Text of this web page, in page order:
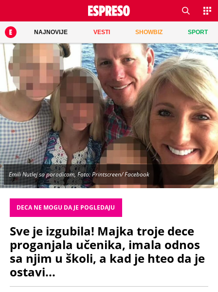
NAJNOVIJE VESTI SHOWBIZ SPORT
Emili Nutlej sa porodicom, Foto: Printscreen/ Facebook
DECA NE MOGU DA JE POGLEDAJU
Sve je izgubila! Majka troje dece
proganjala učenika, imala odnos
sa njim u školi, a kad je hteo da je
ostavi...